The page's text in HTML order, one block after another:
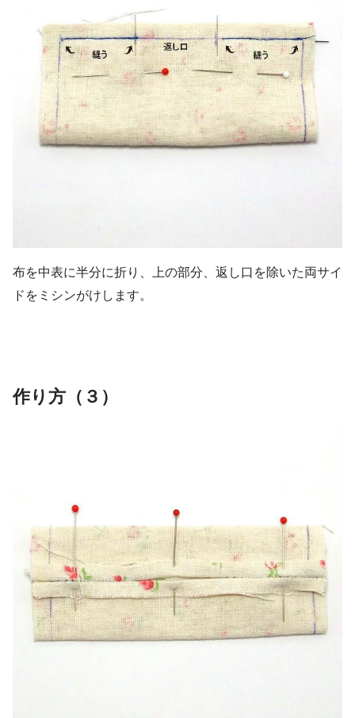
布を中表に半分に折り、上の部分、返し口を除いた両サイ
ドをミシンがけします。
作り方（３）